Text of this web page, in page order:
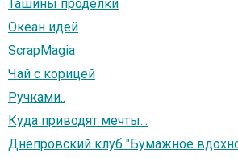
Ташины проделки
Океан идей
ScrapMagia
Чай с корицей
Ручками..
Куда приводят мечты...
Днепровский клуб "Бумажное